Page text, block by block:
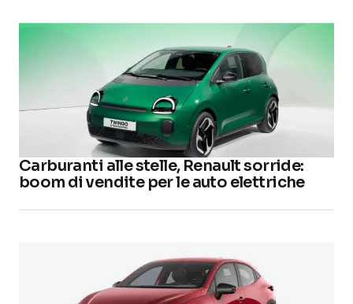
Carburanti alle stelle, Renault sorride:
boom di vendite per le auto elettriche